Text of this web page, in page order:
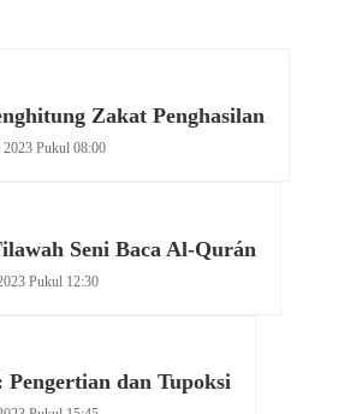
Zakat Penghasilan
Pukul 08:00
Seni Baca Al-Qurán
Pukul 12:30
dan Tupoksi